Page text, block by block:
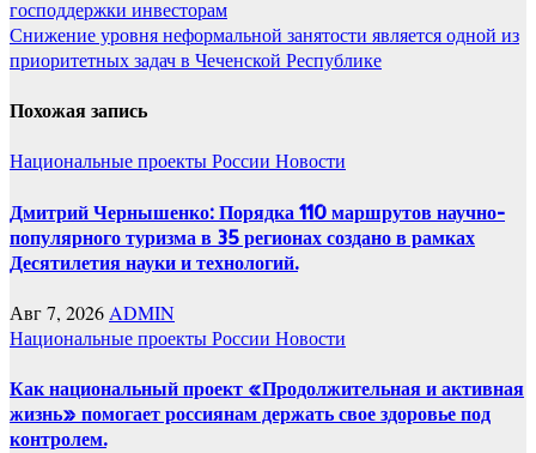
записям
господдержки инвесторам
Снижение уровня неформальной занятости является одной из
приоритетных задач в Чеченской Республике
Похожая запись
Национальные проекты России Новости
Дмитрий Чернышенко: Порядка 110 маршрутов научно-
популярного туризма в 35 регионах создано в рамках
Десятилетия науки и технологий.
Авг 7, 2026 ADMIN
Национальные проекты России Новости
Как национальный проект «Продолжительная и активная
жизнь» помогает россиянам держать свое здоровье под
контролем.